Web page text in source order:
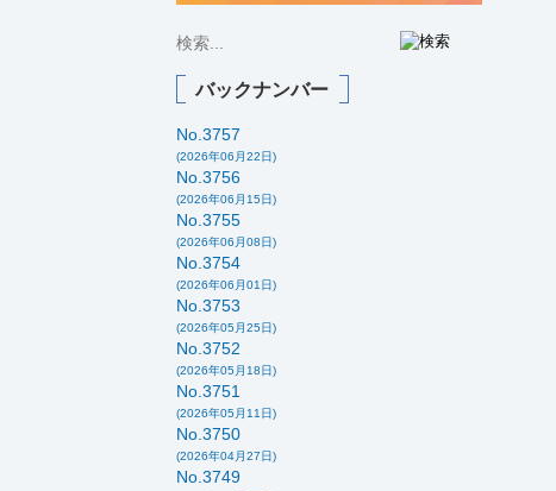
バックナンバー
No.3757
(2026年06月22日)
No.3756
(2026年06月15日)
No.3755
(2026年06月08日)
No.3754
(2026年06月01日)
No.3753
(2026年05月25日)
No.3752
(2026年05月18日)
No.3751
(2026年05月11日)
No.3750
(2026年04月27日)
No.3749